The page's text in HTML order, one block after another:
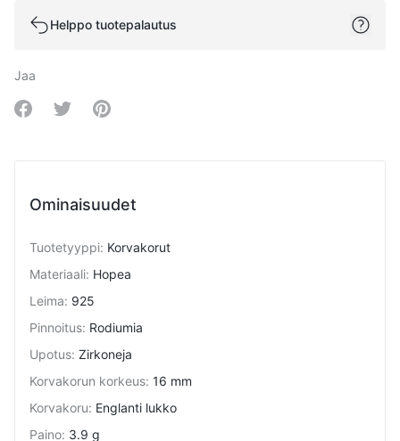
Helppo tuotepalautus
Jaa
Share on Facebook
Share on Twitter
Share on Pinterest
Ominaisuudet
Tuotetyyppi: Korvakorut
Materiaali: Hopea
Leima: 925
Pinnoitus: Rodiumia
Upotus: Zirkoneja
Korvakorun korkeus: 16 mm
Korvakoru: Englanti lukko
Paino: 3.9 g